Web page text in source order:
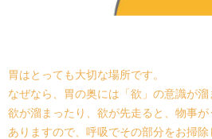
胃はとっても大切な場所です。
なぜなら、胃の奥には「欲」の意識が溜
欲が溜まったり、欲が先走ると、物事
ありますので、呼吸でその部分をお掃除